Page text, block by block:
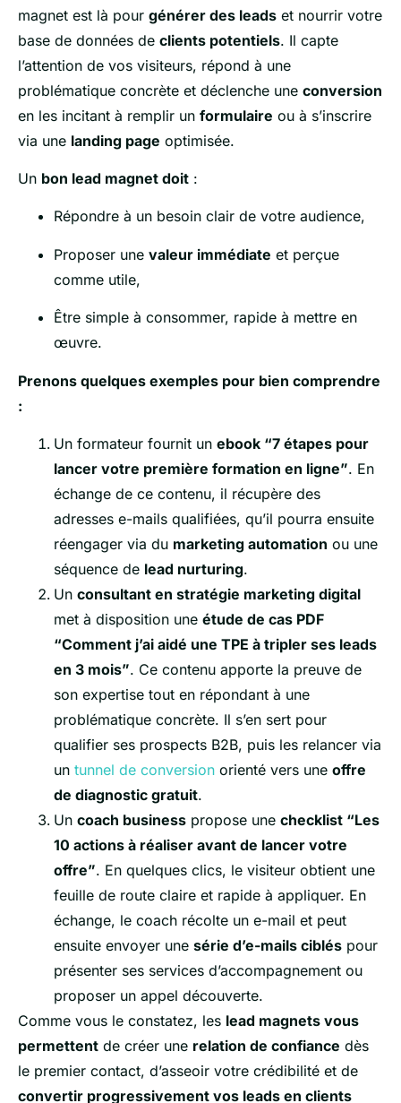
magnet est là pour générer des leads et nourrir votre
base de données de clients potentiels. Il capte
l’attention de vos visiteurs, répond à une
problématique concrète et déclenche une conversion
en les incitant à remplir un formulaire ou à s’inscrire
via une landing page optimisée.
Un bon lead magnet doit :
Répondre à un besoin clair de votre audience,
Proposer une valeur immédiate et perçue
comme utile,
Être simple à consommer, rapide à mettre en
œuvre.
Prenons quelques exemples pour bien comprendre
:
Un formateur fournit un ebook “7 étapes pour
lancer votre première formation en ligne”. En
échange de ce contenu, il récupère des
adresses e-mails qualifiées, qu’il pourra ensuite
réengager via du marketing automation ou une
séquence de lead nurturing.
Un consultant en stratégie marketing digital
met à disposition une étude de cas PDF
“Comment j’ai aidé une TPE à tripler ses leads
en 3 mois”. Ce contenu apporte la preuve de
son expertise tout en répondant à une
problématique concrète. Il s’en sert pour
qualifier ses prospects B2B, puis les relancer via
un tunnel de conversion orienté vers une offre
de diagnostic gratuit.
Un coach business propose une checklist “Les
10 actions à réaliser avant de lancer votre
offre”. En quelques clics, le visiteur obtient une
feuille de route claire et rapide à appliquer. En
échange, le coach récolte un e-mail et peut
ensuite envoyer une série d’e-mails ciblés pour
présenter ses services d’accompagnement ou
proposer un appel découverte.
Comme vous le constatez, les lead magnets vous
permettent de créer une relation de confiance dès
le premier contact, d’asseoir votre crédibilité et de
convertir progressivement vos leads en clients